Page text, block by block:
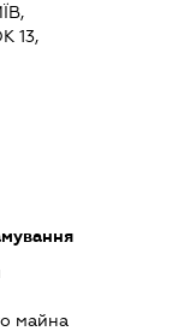
13,
майна